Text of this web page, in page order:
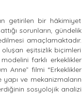
getirilen bir hâkimiyet
sorunların, gündelik
amaçlamaktadır.
eşitsizlik biçimleri
farklı erkeklikler
Anne” filmi “Erkeklikler
ve mekanizmaların
sosyolojik analizi